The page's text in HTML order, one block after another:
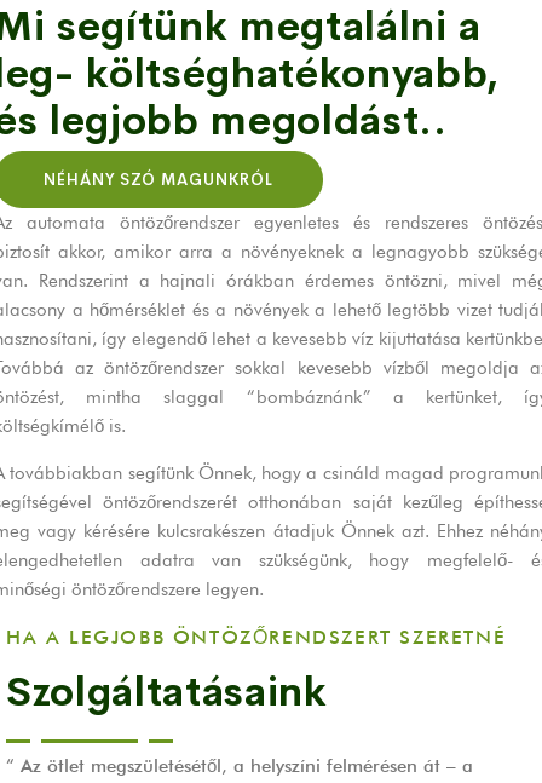
segítünk megtalálni a
költséghatékonyabb,
legjobb megoldást..
NÉHÁNY SZÓ MAGUNKRÓL
automata öntözőrendszer egyenletes és rendszeres
akkor, amikor arra a növényeknek a legnagyobb
Rendszerint a hajnali órákban érdemes öntözni, mivel
a hőmérséklet és a növények a lehető legtöbb vizet
így elegendő lehet a kevesebb víz kijuttatása
az öntözőrendszer sokkal kevesebb vízből megoldja
mintha slaggal “bombáznánk” a kertünket,
is.
továbbiakban segítünk Önnek, hogy a csináld magad
öntözőrendszerét otthonában saját kezűleg
vagy kérésére kulcsrakészen átadjuk Önnek azt. Ehhez
adatra van szükségünk, hogy megfelelő-
öntözőrendszere legyen.
HA A LEGJOBB ÖNTÖZŐRENDSZERT SZERETNÉ
Szolgáltatásaink
“ Az ötlet megszületésétől, a helyszíni felmérésen át – a